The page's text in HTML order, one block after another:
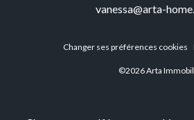
vanessa@arta-
Changer ses préférences cookies
©2026 Arta